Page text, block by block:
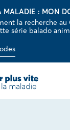
MALADIE : MON
la recherche au
série balado